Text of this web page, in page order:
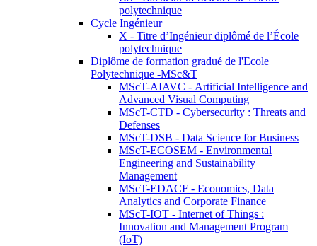
polytechnique
Cycle Ingénieur
X - Titre d’Ingénieur diplômé de l’École
polytechnique
Diplôme de formation gradué de l'Ecole
Polytechnique -MSc&T
MScT-AIAVC - Artificial Intelligence and
Advanced Visual Computing
MScT-CTD - Cybersecurity : Threats and
Defenses
MScT-DSB - Data Science for Business
MScT-ECOSEM - Environmental
Engineering and Sustainability
Management
MScT-EDACF - Economics, Data
Analytics and Corporate Finance
MScT-IOT - Internet of Things :
Innovation and Management Program
(IoT)